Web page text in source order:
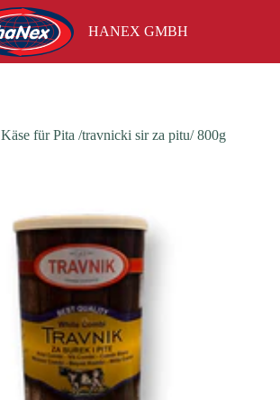
HANEX GMBH
für Pita /travnicki sir za pitu/ 800g